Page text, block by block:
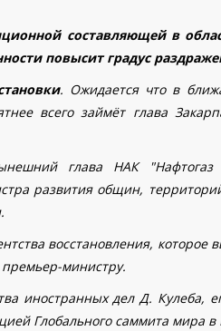
составляющей в
повысит градус
. Ожидается что в
всего займёт глава
глава НАК "Нафтогаз
развития общин,
восстановления, которое
министру.
иностранных дел Д. Кулеба,
Глобального саммита мира